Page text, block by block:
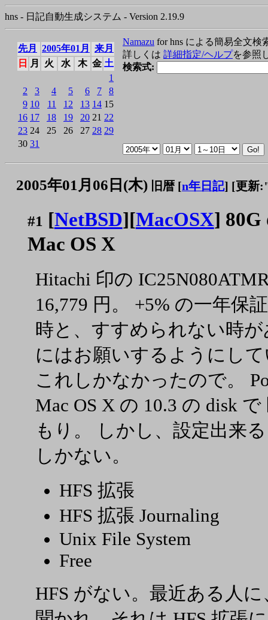
hns - 日記自動生成システム - Version 2.19.9
先月 2005年01月
来月
日
月 火 水 木 金 土
1
2
3 4 5 6 7
8
9 10 11 12 13 14 15
16 17 18 19 20 21 22
23 24 25 26 27 28 29
30 31
Namazu for hns による簡易全文検
詳しくは 詳細指定/ヘルプを参照
検索式:
2005年01月06日(木) 旧暦 [n年日記] [更新
#1 [NetBSD][MacOSX] 80G
Mac OS X
Hitachi 印の
16,779 円。 +5% の一年保
時と、すすめられない時
にはお願いするようにし
これしかなかったので。
Mac OS X の 10.3 の disk
もり。 しかし、設定出来
しかない。
HFS 拡張
HFS 拡張 Journaling
Unix File System
Free
HFS がない。最近ある人